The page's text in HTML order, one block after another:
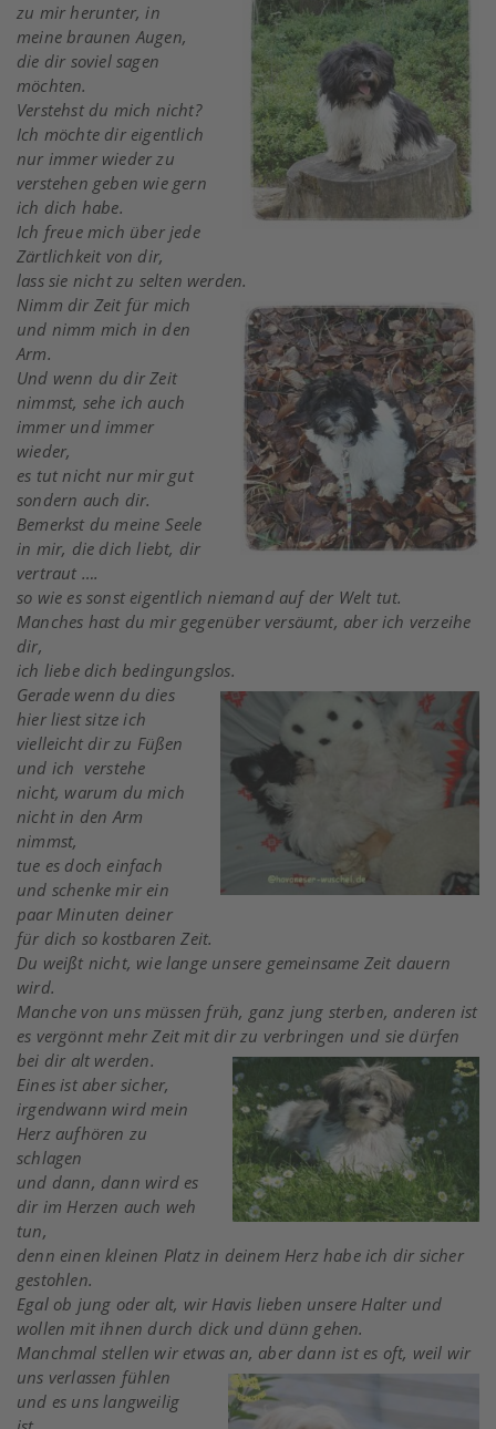
zu mir herunter, in
meine braunen Augen,
die dir soviel sagen
möchten.
Verstehst du mich nicht?
Ich möchte dir eigentlich
nur immer wieder zu
verstehen geben wie gern
ich dich habe.
Ich freue mich über jede
Zärtlichkeit von dir,
lass sie nicht zu selten werden.
Nimm dir Zeit für mich
und nimm mich in den
Arm.
Und wenn du dir Zeit
nimmst, sehe ich auch
immer und immer
wieder,
es tut nicht nur mir gut
sondern auch dir.
Bemerkst du meine Seele
in mir, die dich liebt, dir
vertraut ….
so wie es sonst eigentlich niemand auf der Welt tut.
Manches hast du mir gegenüber versäumt, aber ich verzeihe
dir,
ich liebe dich bedingungslos.
Gerade wenn du dies
hier liest sitze ich
vielleicht dir zu Füßen
und ich verstehe
nicht, warum du mich
nicht in den Arm
nimmst,
tue es doch einfach
und schenke mir ein
paar Minuten deiner
für dich so kostbaren Zeit.
Du weißt nicht, wie lange unsere gemeinsame Zeit dauern
wird.
Manche von uns müssen früh, ganz jung sterben, anderen ist
es vergönnt mehr Zeit mit dir zu verbringen und sie dürfen
bei dir alt werden.
Eines ist aber sicher,
irgendwann wird mein
Herz aufhören zu
schlagen
und dann, dann wird es
dir im Herzen auch weh
tun,
denn einen kleinen Platz in deinem Herz habe ich dir sicher
gestohlen.
Egal ob jung oder alt, wir Havis lieben unsere Halter und
wollen mit ihnen durch dick und dünn gehen.
Manchmal stellen wir etwas an, aber dann ist es oft, weil wir
uns verlassen fühlen
und es uns langweilig